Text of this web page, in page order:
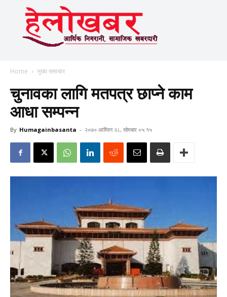
Home मुख्य समाचार
चुनावका लागि मतपत्र छाप्ने काम
आधा सम्पन्न
By Humagainbasanta - २०७० आश्विन २८, सोमबार ०५:१५